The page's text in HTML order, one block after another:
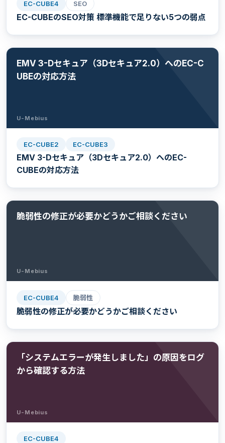
EC-CUBE4 SEO
EC-CUBEのSEO対策 標準機能で足りない5つの弱点
EMV 3-Dセキュア（3Dセキュア2.0）へのEC-C
UBEの対応方法
U-Mebius
EC-CUBE2 EC-CUBE3
EMV 3-Dセキュア（3Dセキュア2.0）へのEC-
CUBEの対応方法
脆弱性の修正が必要かどうかご相談ください
U-Mebius
EC-CUBE4 脆弱性
脆弱性の修正が必要かどうかご相談ください
「システムエラーが発生しました」の原因をログ
から確認する方法
U-Mebius
EC-CUBE4